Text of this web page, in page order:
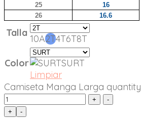
25
16
26
16.6
Talla
10A2T4T6T8T
Color
SURT
Limpiar
Camiseta Manga Larga quantity
+ -